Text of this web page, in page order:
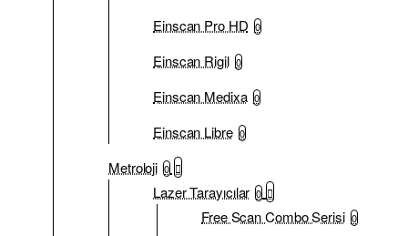
Einscan Pro HD 0
Einscan Rigil 0
Einscan Medixa 0
Einscan Libre 0
Metroloji 0
Lazer Tarayıcılar 0
Free Scan Combo Serisi 0